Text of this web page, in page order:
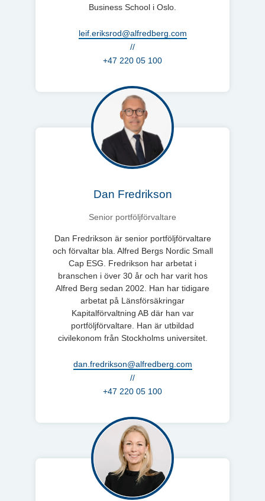
Business School i Oslo.
leif.eriksrod@alfredberg.com
//
+47 220 05 100
Dan Fredrikson
Senior portföljförvaltare
Dan Fredrikson är senior portföljförvaltare
och förvaltar bla. Alfred Bergs Nordic Small
Cap ESG. Fredrikson har arbetat i
branschen i över 30 år och har varit hos
Alfred Berg sedan 2002. Han har tidigare
arbetat på Länsförsäkringar
Kapitalförvaltning AB där han var
portföljförvaltare. Han är utbildad
civilekonom från Stockholms universitet.
dan.fredrikson@alfredberg.com
//
+47 220 05 100